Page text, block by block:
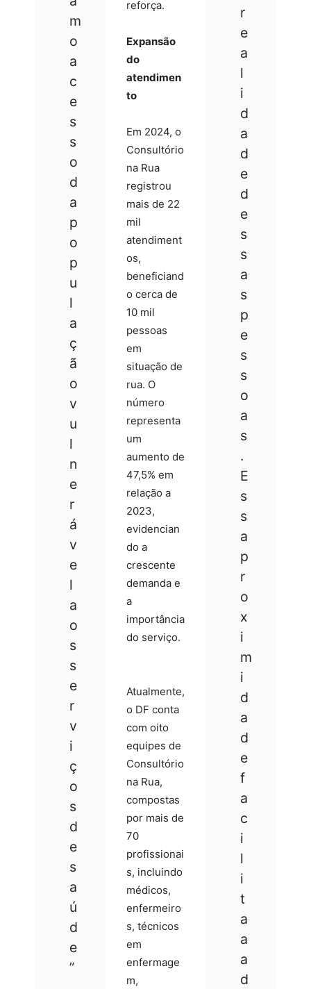
m
o
a
c
e
s
s
o
d
a
p
o
p
u
l
a
ç
ã
o
v
u
l
n
e
r
á
v
e
l
a
o
s
s
e
r
v
i
ç
o
s
d
e
s
a
ú
d
e
”
r
e
a
l
i
d
a
d
e
d
e
s
s
a
s
p
e
s
s
o
a
s
.
E
s
s
a
p
r
o
x
i
m
i
d
a
d
e
f
a
c
i
l
i
t
a
a
a
d
reforça.
Expansão
do
atendimen
to
Em 2024, o
Consultório
na Rua
registrou
mais de 22
mil
atendiment
os,
beneficiand
o cerca de
10 mil
pessoas
em
situação de
rua. O
número
representa
um
aumento de
47,5% em
relação a
2023,
evidencian
do a
crescente
demanda e
a
importância
do serviço.
Atualmente,
o DF conta
com oito
equipes de
Consultório
na Rua,
compostas
por mais de
70
profissionai
s, incluindo
médicos,
enfermeiro
s, técnicos
em
enfermage
m,